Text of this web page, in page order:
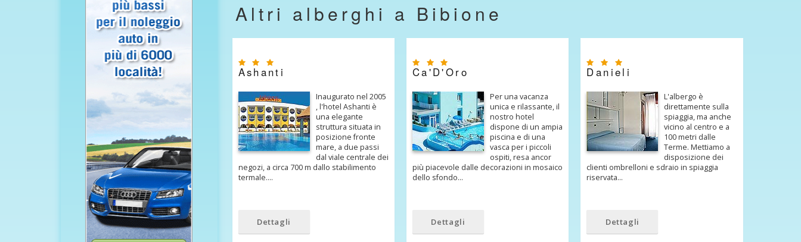
Altri alberghi a Bibione
Ashanti
Inaugurato nel 2005
, l'hotel Ashanti è
una elegante
struttura situata in
posizione fronte
mare, a due passi
dal viale centrale dei
negozi, a circa 700 m dallo stabilimento
termale.…
Dettagli
Ca'D'Oro
Per una vacanza
unica e rilassante, il
nostro hotel
dispone di un ampia
piscina e di una
vasca per i piccoli
ospiti, resa ancor
più piacevole dalle decorazioni in mosaico
dello sfondo…
Dettagli
Danieli
L'albergo è
direttamente sulla
spiaggia, ma anche
vicino al centro e a
100 metri dalle
Terme. Mettiamo a
disposizione dei
clienti ombrelloni e sdraio in spiaggia
riservata…
Dettagli